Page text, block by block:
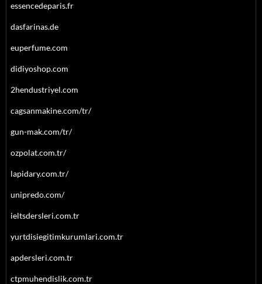
essencedeparis.fr
dasfarinas.de
euperfume.com
didiyoshop.com
2hendustriyel.com
cagsanmakine.com/tr/
gun-mak.com/tr/
ozpolat.com.tr/
lapidary.com.tr/
unipredo.com/
ieltsdersleri.com.tr
yurtdisiegitimkurumlari.com.tr
apdersleri.com.tr
ctpmuhendislik.com.tr